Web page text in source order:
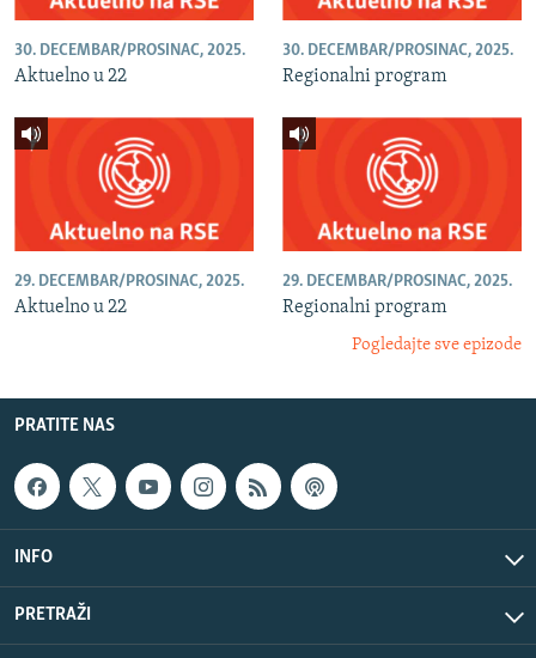
30. DECEMBAR/PROSINAC, 2025.
Aktuelno u 22
30. DECEMBAR/PROSINAC, 2025.
Regionalni program
29. DECEMBAR/PROSINAC, 2025.
Aktuelno u 22
29. DECEMBAR/PROSINAC, 2025.
Regionalni program
Pogledajte sve epizode
PRATITE NAS
INFO
PRETRAŽI